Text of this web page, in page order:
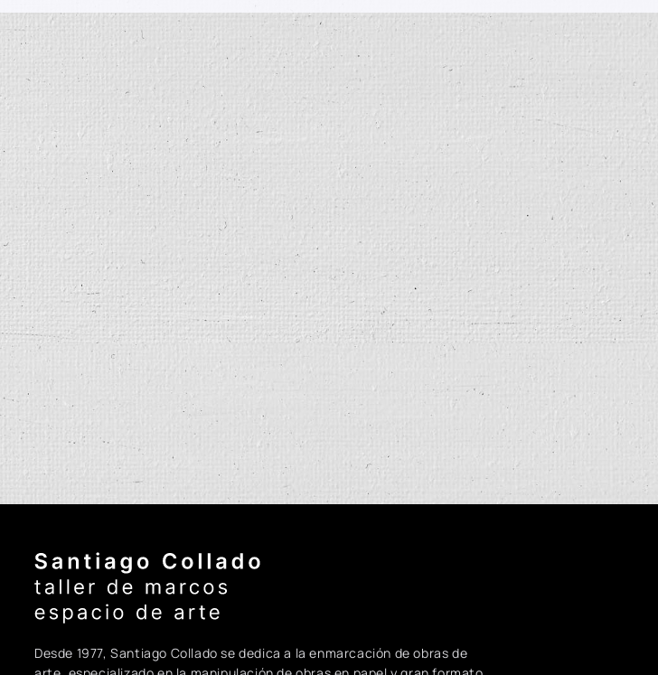
Desde 1977, Santiago Collado se dedica a la enmarcación de obras de